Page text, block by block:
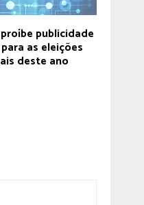
publicidade
as eleições
deste ano